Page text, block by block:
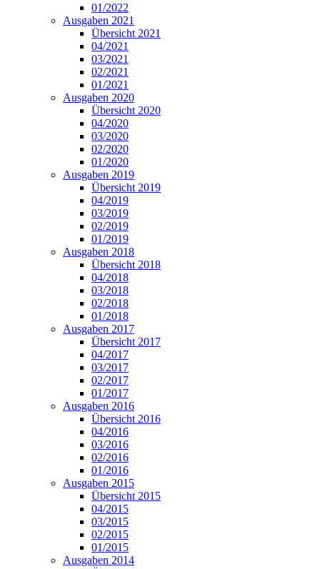
01/2022
Ausgaben 2021
Übersicht 2021
04/2021
03/2021
02/2021
01/2021
Ausgaben 2020
Übersicht 2020
04/2020
03/2020
02/2020
01/2020
Ausgaben 2019
Übersicht 2019
04/2019
03/2019
02/2019
01/2019
Ausgaben 2018
Übersicht 2018
04/2018
03/2018
02/2018
01/2018
Ausgaben 2017
Übersicht 2017
04/2017
03/2017
02/2017
01/2017
Ausgaben 2016
Übersicht 2016
04/2016
03/2016
02/2016
01/2016
Ausgaben 2015
Übersicht 2015
04/2015
03/2015
02/2015
01/2015
Ausgaben 2014